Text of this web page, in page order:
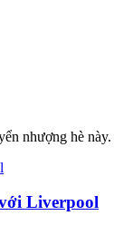
nhượng hè này.
Liverpool